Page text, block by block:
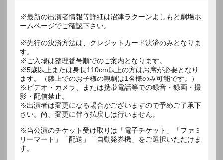
※最新の出演者情報等詳細は沼津ラクーンよしもと劇場ホ
ームページでご確認下さい。
※先行の決済方法は、クレジットカード決済のみとなりま
す。
※ご入場は整理番号順でのご案内となります。
※5歳以上または身長110cm以上の方はお席が必要となり
ます。（膝上でのお子様の観劇は1名様のみ可能です。）
※ビデオ・カメラ、または携帯電話等での録音・録画・撮
影・配信禁止。
※出演者は変更になる場合がございますので予めご了承下
※当公演のチケット受け取りは「電子チケット」「ファミ
リーマート」「配送」「自動発券機」をご選択いただけま
す。